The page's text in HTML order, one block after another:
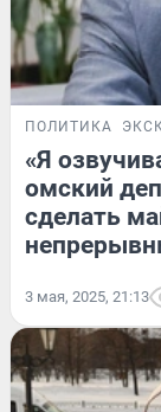
ПОЛИТИКА
«Я
омский
сделать
3 мая, 2025, 21:13